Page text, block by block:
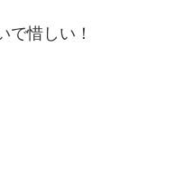
で惜しい！